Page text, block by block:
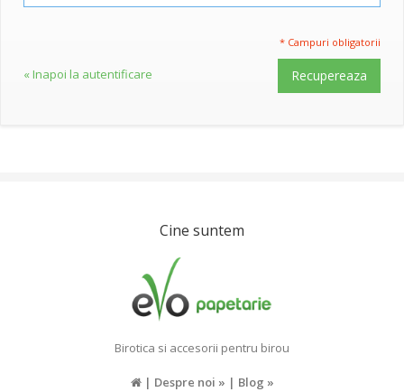
* Campuri obligatorii
«Inapoi la autentificare Recupereaza
Cine suntem
Birotica si accesorii pentru birou
| Despre noi » | Blog »